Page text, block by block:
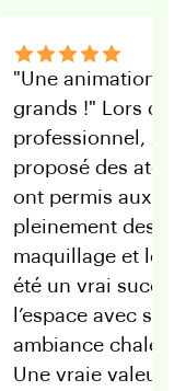
qui a
!" Lors de notre
des ateliers pour
aux parents de
des stands.
et les activités
succès. Leur
avec soin, tout
chaleureuse et
valeur ajoutée